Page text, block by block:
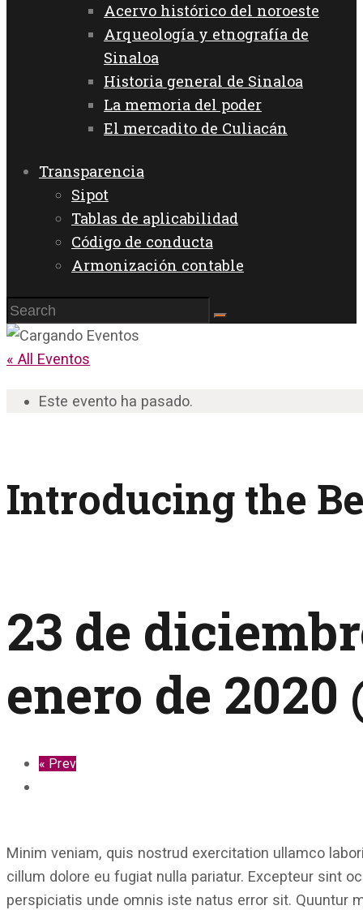
Acervo histórico del noroeste
Arqueología y etnografía de
Sinaloa
Historia general de Sinaloa
La memoria del poder
El mercadito de Culiacán
Transparencia
Sipot
Tablas de aplicabilidad
Código de conducta
Armonización contable
« All Eventos
Este evento ha pasado.
Introducing the
23 de
enero de 2020
« Prev
Minim veniam, quis nostrud exercitation ullamco
cillum dolore eu fugiat nulla pariatur. Excepteur sint
perspiciatis unde omnis iste natus error sit. Quuntur